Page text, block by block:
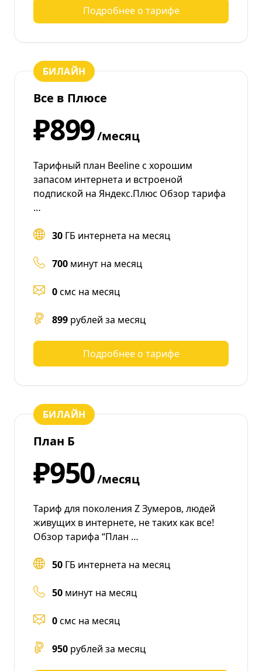
Подробнее о тарифе
БИЛАЙН
Все в Плюсе
₽899/месяц
Тарифный план Beeline с хорошим
запасом интернета и встроеной
подпиской на Яндекс.Плюс Обзор тарифа
…
30 ГБ интернета на месяц
700 минут на месяц
0смс на месяц
899 рублей за месяц
Подробнее о тарифе
БИЛАЙН
План Б
₽950/месяц
Тариф для поколения Z Зумеров, людей
живущих в интернете, не таких как все!
Обзор тарифа “План …
50 ГБ интернета на месяц
50 минут на месяц
0смс на месяц
950 рублей за месяц